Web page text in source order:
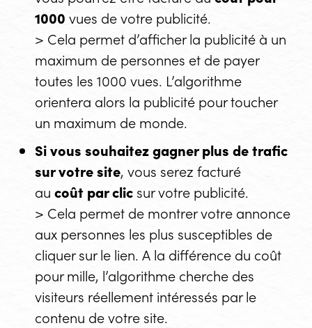
1000 vues de votre publicité.
> Cela permet d’afficher la publicité à un
maximum de personnes et de payer
toutes les 1000 vues. L’algorithme
orientera alors la publicité pour toucher
un maximum de monde.
Si vous souhaitez gagner plus de trafic
sur votre site, vous serez facturé
au coût par clic sur votre publicité.
> Cela permet de montrer votre annonce
aux personnes les plus susceptibles de
cliquer sur le lien. A la différence du coût
pour mille, l’algorithme cherche des
visiteurs réellement intéressés par le
contenu de votre site.